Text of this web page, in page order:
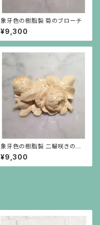
象牙色の樹脂製 菊のブローチ
¥9,300
象牙色の樹脂製 二輪咲きの薔
薇(大)
¥9,300